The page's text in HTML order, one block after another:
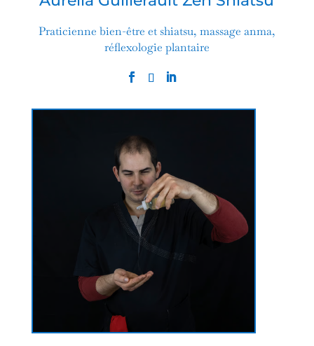
Praticienne bien-être et shiatsu, massage anma,
réflexologie plantaire